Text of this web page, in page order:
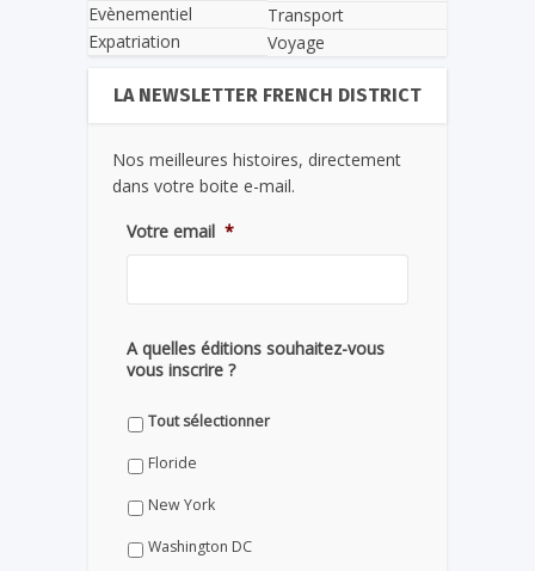
Evènementiel
Expatriation
Transport
Voyage
LA NEWSLETTER FRENCH DISTRICT
Nos meilleures histoires, directement
dans votre boite e-mail.
Votre email *
A quelles éditions souhaitez-vous
vous inscrire ?
Tout sélectionner
Floride
New York
Washington DC